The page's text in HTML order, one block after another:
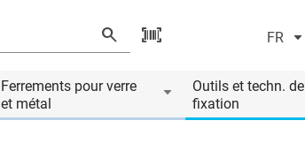
FR
Ferrements pour verre
et métal
Outils et techn. de
fixation